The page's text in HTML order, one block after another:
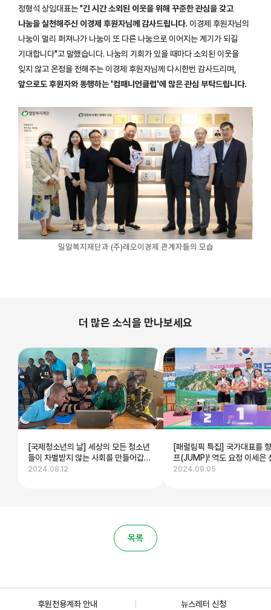
정형석 상임대표는 "긴 시간 소외된 이웃을 위해 꾸준한 관심을 갖고
나눔을 실천해주신 이경제 후원자님께 감사드립니다. 이경제 후원자님의
나눔이 멀리 퍼져나가 나눔이 또 다른 나눔으로 이어지는 계기가 되길
기대합니다"고 말했습니다. 나눔의 기회가 있을 때마다 소외된 이웃을
잊지 않고 온정을 전해주는 이경제 후원자님께 다시한번 감사드리며,
앞으로도 후원자와 동행하는 '컴패니언클럽'에 많은 관심 부탁드립니다.
밀알복지재단과 (주)래오이경제 관계자들의 모습
더 많은 소식을 만나보세요
[국제청소년의 날] 세상의 모든 청소년
들이 차별받지 않는 사회를 만들어갑니
다
2024.08.12
[패럴림픽 특집] 국가대표를
프(JUMP)! 역도 요정 이세은
2024.09.05
목록
후원전용계좌 안내 뉴스레터 신청